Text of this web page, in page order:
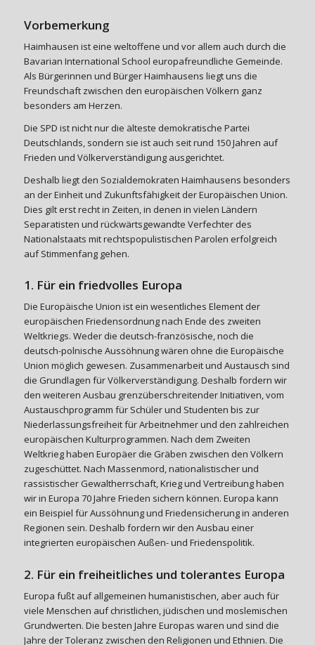
Vorbemerkung
Haimhausen ist eine weltoffene und vor allem auch durch die
Bavarian International School europafreundliche Gemeinde.
Als Bürgerinnen und Bürger Haimhausens liegt uns die
Freundschaft zwischen den europäischen Völkern ganz
besonders am Herzen.
Die SPD ist nicht nur die älteste demokratische Partei
Deutschlands, sondern sie ist auch seit rund 150 Jahren auf
Frieden und Völkerverständigung ausgerichtet.
Deshalb liegt den Sozialdemokraten Haimhausens besonders
an der Einheit und Zukunftsfähigkeit der Europäischen Union.
Dies gilt erst recht in Zeiten, in denen in vielen Ländern
Separatisten und rückwärtsgewandte Verfechter des
Nationalstaats mit rechtspopulistischen Parolen erfolgreich
auf Stimmenfang gehen.
1. Für ein friedvolles Europa
Die Europäische Union ist ein wesentliches Element der
europäischen Friedensordnung nach Ende des zweiten
Weltkriegs. Weder die deutsch-französische, noch die
deutsch-polnische Aussöhnung wären ohne die Europäische
Union möglich gewesen. Zusammenarbeit und Austausch sind
die Grundlagen für Völkerverständigung. Deshalb fordern wir
den weiteren Ausbau grenzüberschreitender Initiativen, vom
Austauschprogramm für Schüler und Studenten bis zur
Niederlassungsfreiheit für Arbeitnehmer und den zahlreichen
europäischen Kulturprogrammen. Nach dem Zweiten
Weltkrieg haben Europäer die Gräben zwischen den Völkern
zugeschüttet. Nach Massenmord, nationalistischer und
rassistischer Gewaltherrschaft, Krieg und Vertreibung haben
wir in Europa 70 Jahre Frieden sichern können. Europa kann
ein Beispiel für Aussöhnung und Friedensicherung in anderen
Regionen sein. Deshalb fordern wir den Ausbau einer
integrierten europäischen Außen- und Friedenspolitik.
2. Für ein freiheitliches und tolerantes Europa
Europa fußt auf allgemeinen humanistischen, aber auch für
viele Menschen auf christlichen, jüdischen und moslemischen
Grundwerten. Die besten Jahre Europas waren und sind die
Jahre der Toleranz zwischen den Religionen und Ethnien. Die